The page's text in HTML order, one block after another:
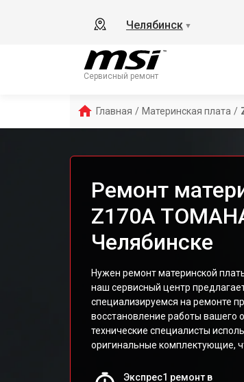
Челябинск ▼
Сервисный ремонт
Главная / Материнская плата /
Ремонт
Z170A
Челябинске
Нужен ремонт материнской
наш сервисный центр
специализируемся на ремонте
восстановление работы вашего
технические специалисты
оригинальные комплектующие,
Экспрес1 ремонт в